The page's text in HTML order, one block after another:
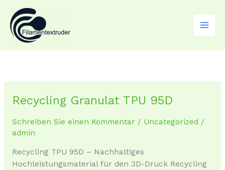
Inhalt
springen
Recycling Granulat TPU 95D
Schreiben Sie einen Kommentar / Uncategorized /
admin
Recycling TPU 95D – Nachhaltiges
Hochleistungsmaterial für den 3D-Druck Recycling
Recycling
TPU
95D